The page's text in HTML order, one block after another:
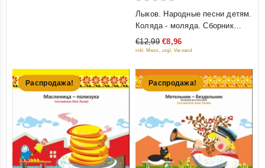
5
Лыков. Народные песни детям.
Коляда - моляда. Сборник
песен (ноты + текст) + CD диск
с фонограммами
€12,99 €8,96
inkl. Mwst., zzgl. Versand
Распродажа! Распродажа!